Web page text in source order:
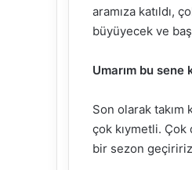
aramıza katıldı,
büyüyecek ve
Umarım bu sene
Son olarak takım
çok kıymetli.
bir sezon geçiririz.